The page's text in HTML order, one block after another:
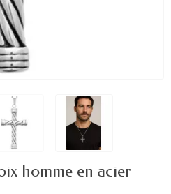
homme en acier